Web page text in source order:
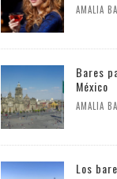
AMALIA
Bares
México
AMALIA
Los